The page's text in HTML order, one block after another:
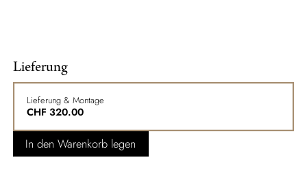
Lieferung
Lieferung & Montage
CHF 320.00
In den Warenkorb legen